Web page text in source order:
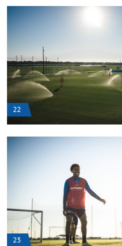
22
23